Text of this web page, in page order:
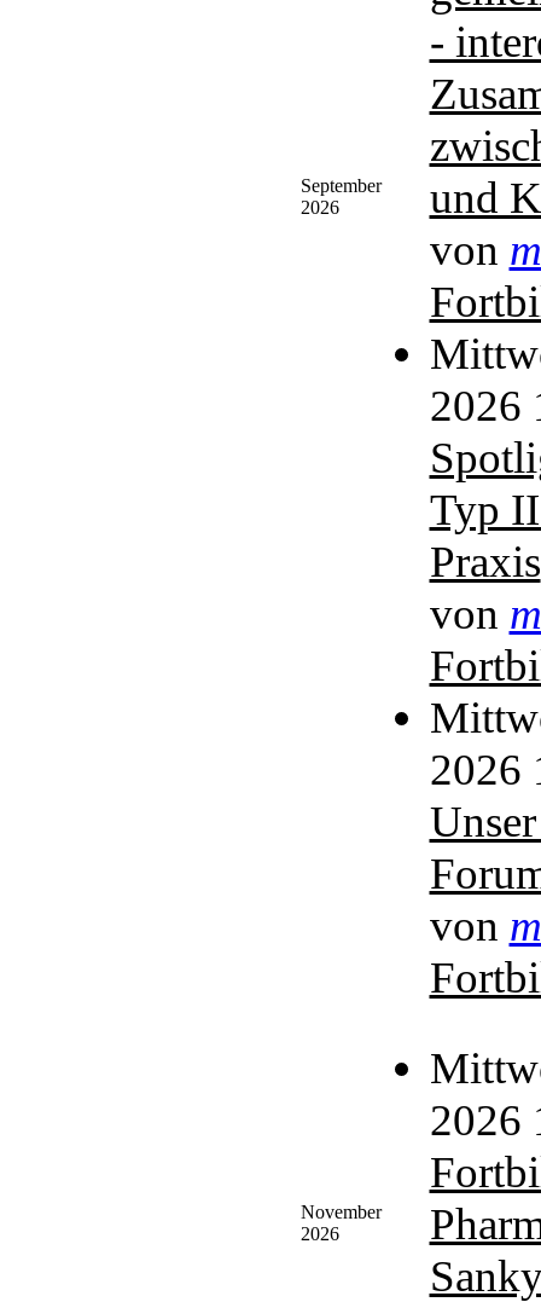
September
2026
-
und
von
2026
Typ
Praxis
von
2026
von
November
2026
2026